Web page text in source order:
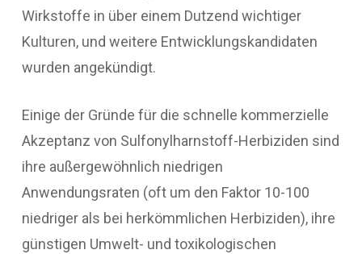
Wirkstoffe in über einem Dutzend wichtiger
Kulturen, und weitere Entwicklungskandidaten
wurden angekündigt.
Einige der Gründe für die schnelle kommerzielle
Akzeptanz von Sulfonylharnstoff-Herbiziden sind
ihre außergewöhnlich niedrigen
Anwendungsraten (oft um den Faktor 10-100
niedriger als bei herkömmlichen Herbiziden), ihre
günstigen Umwelt- und toxikologischen